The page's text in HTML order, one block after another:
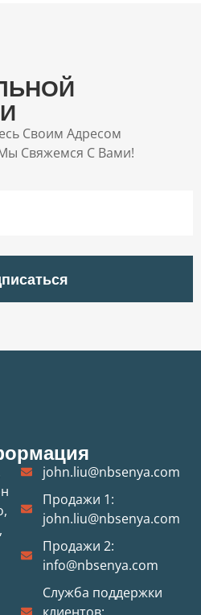
Своим Адресом
Свяжемся С Вами!
john.liu@nbsenya.com
Продажи 1:
john.liu@nbsenya.com
Продажи 2:
info@nbsenya.com
Служба поддержки